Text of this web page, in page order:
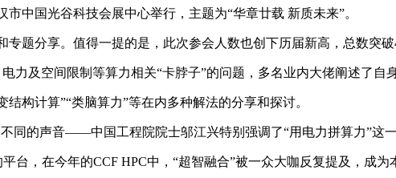
中国光谷科技会展中心举行，主题为“华章廿载 新质未来”。
分享。值得一提的是，此次参会人数也创下历届新高，总数突破
及空间限制等算力相关“卡脖子”的问题，多名业内大佬阐述了自身
构计算”“类脑算力”等在内多种解法的分享和探讨。
的声音——中国工程院院士邬江兴特别强调了“用电力拼算力”这一
在今年的CCF HPC中，“超智融合”被一众大咖反复提及，成为